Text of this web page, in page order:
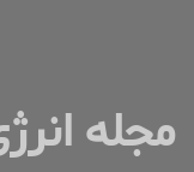
مجله